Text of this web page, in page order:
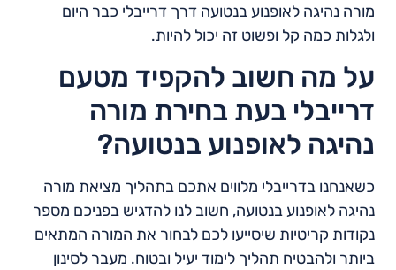
מורה נהיגה לאופנוע בנטועה דרך דרייבלי כבר היום
ולגלות כמה קל ופשוט זה יכול להיות.
על מה חשוב להקפיד מטעם
דרייבלי בעת בחירת מורה
נהיגה לאופנוע בנטועה?
כשאנחנו בדרייבלי מלווים אתכם בתהליך מציאת מורה
נהיגה לאופנוע בנטועה, חשוב לנו להדגיש בפניכם מספר
נקודות קריטיות שיסייעו לכם לבחור את המורה המתאים
ביותר ולהבטיח תהליך לימוד יעיל ובטוח. מעבר לסינון